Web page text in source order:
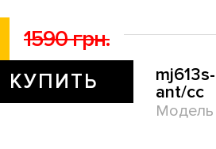
1590 грн.
КУПИТЬ
mj613s-
ant/cc
Модель